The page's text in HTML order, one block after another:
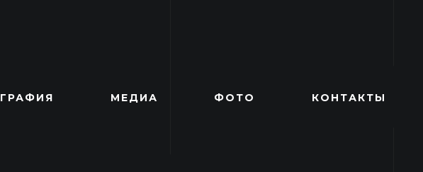
МЕДИА ФОТО КОНТАКТЫ